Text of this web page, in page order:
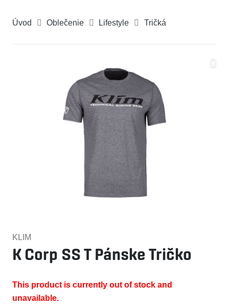
Úvod Oblečenie Lifestyle Tričká
KLIM
K Corp SS T Pánske Tričko
This product is currently out of stock and
unavailable.